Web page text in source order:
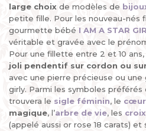
large choix de modèles de
petite fille. Pour les nouveau-nés
gourmette bébé I AM A STAR
véritable et gravée avec le
Pour une fillette entre 2 et 10
joli pendentif sur cordon ou
avec une pierre précieuse ou une
girly. Parmi les symboles
trouvera le sigle féminin, le cœur
magique, l’arbre de vie, les croix
(appelé aussi or rose 18 carats)